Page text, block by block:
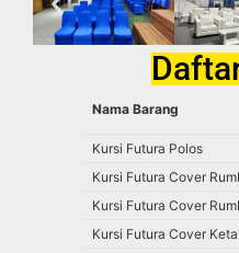
Nama Barang
Kursi Futura Polos
Kursi Futura Cover
Kursi Futura Cover
Kursi Futura Cover